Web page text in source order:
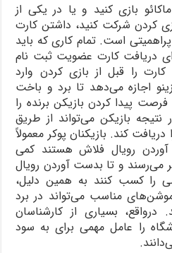
بازی کنید و یا در یکی از
کردن شرکت کنید، داشتن کارت
است. تمام کاری که باید
دریافت کارت عضویت ثبت نام
را قبل از بازی کردن وارد
اجازه می‌دهد تا برد و باخت
پیدا کردن بازیکن برنده را
بازیکن می‌تواند از طریق
کند. بازیکنان پوکر معمولاً
رویال فلاش هستند کمی
و تا بدست آوردن رویال
را کسب کنند به همین دلیل،
مناسب می‌تواند در برد
درواقع، بسیاری از کارشناسان
را عامل مهمی برای به سود